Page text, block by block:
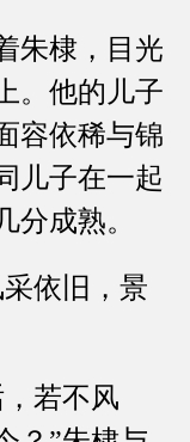
棣，目光
。他的儿子
容依稀与锦
儿子在一起
分成熟。
依旧，景
若不风